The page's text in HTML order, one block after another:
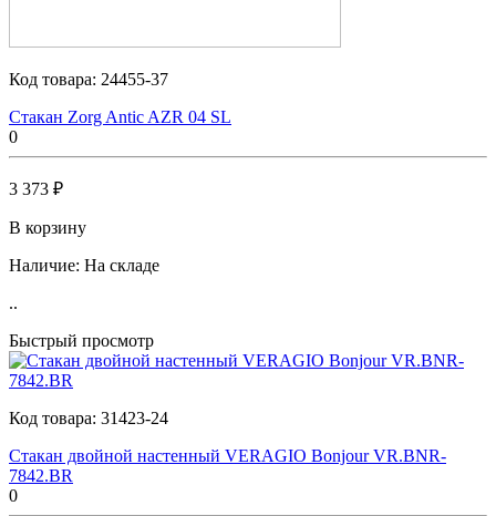
Код товара: 24455-37
Стакан Zorg Antic AZR 04 SL
0
3 373 ₽
В корзину
Наличие: На складе
..
Быстрый просмотр
Код товара: 31423-24
Стакан двойной настенный VERAGIO Bonjour VR.BNR-
7842.BR
0